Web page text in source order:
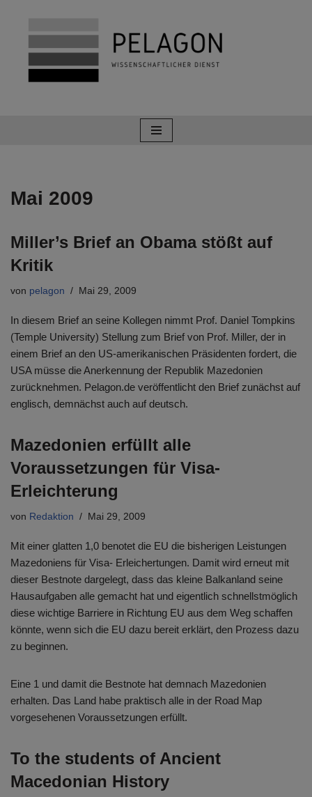
Zum
Inhalt
springen
Mai 2009
Miller’s Brief an Obama stößt auf
Kritik
von pelagon Mai 29, 2009
In diesem Brief an seine Kollegen nimmt Prof. Daniel Tompkins
(Temple University) Stellung zum Brief von Prof. Miller, der in
einem Brief an den US-amerikanischen Präsidenten fordert, die
USA müsse die Anerkennung der Republik Mazedonien
zurücknehmen. Pelagon.de veröffentlicht den Brief zunächst auf
englisch, demnächst auch auf deutsch.
Mazedonien erfüllt alle
Voraussetzungen für Visa-
Erleichterung
von Redaktion Mai 29, 2009
Mit einer glatten 1,0 benotet die EU die bisherigen Leistungen
Mazedoniens für Visa- Erleichertungen. Damit wird erneut mit
dieser Bestnote dargelegt, dass das kleine Balkanland seine
Hausaufgaben alle gemacht hat und eigentlich schnellstmöglich
diese wichtige Barriere in Richtung EU aus dem Weg schaffen
könnte, wenn sich die EU dazu bereit erklärt, den Prozess dazu
zu beginnen.
Eine 1 und damit die Bestnote hat demnach Mazedonien
erhalten. Das Land habe praktisch alle in der Road Map
vorgesehenen Voraussetzungen erfüllt.
To the students of Ancient
Macedonian History